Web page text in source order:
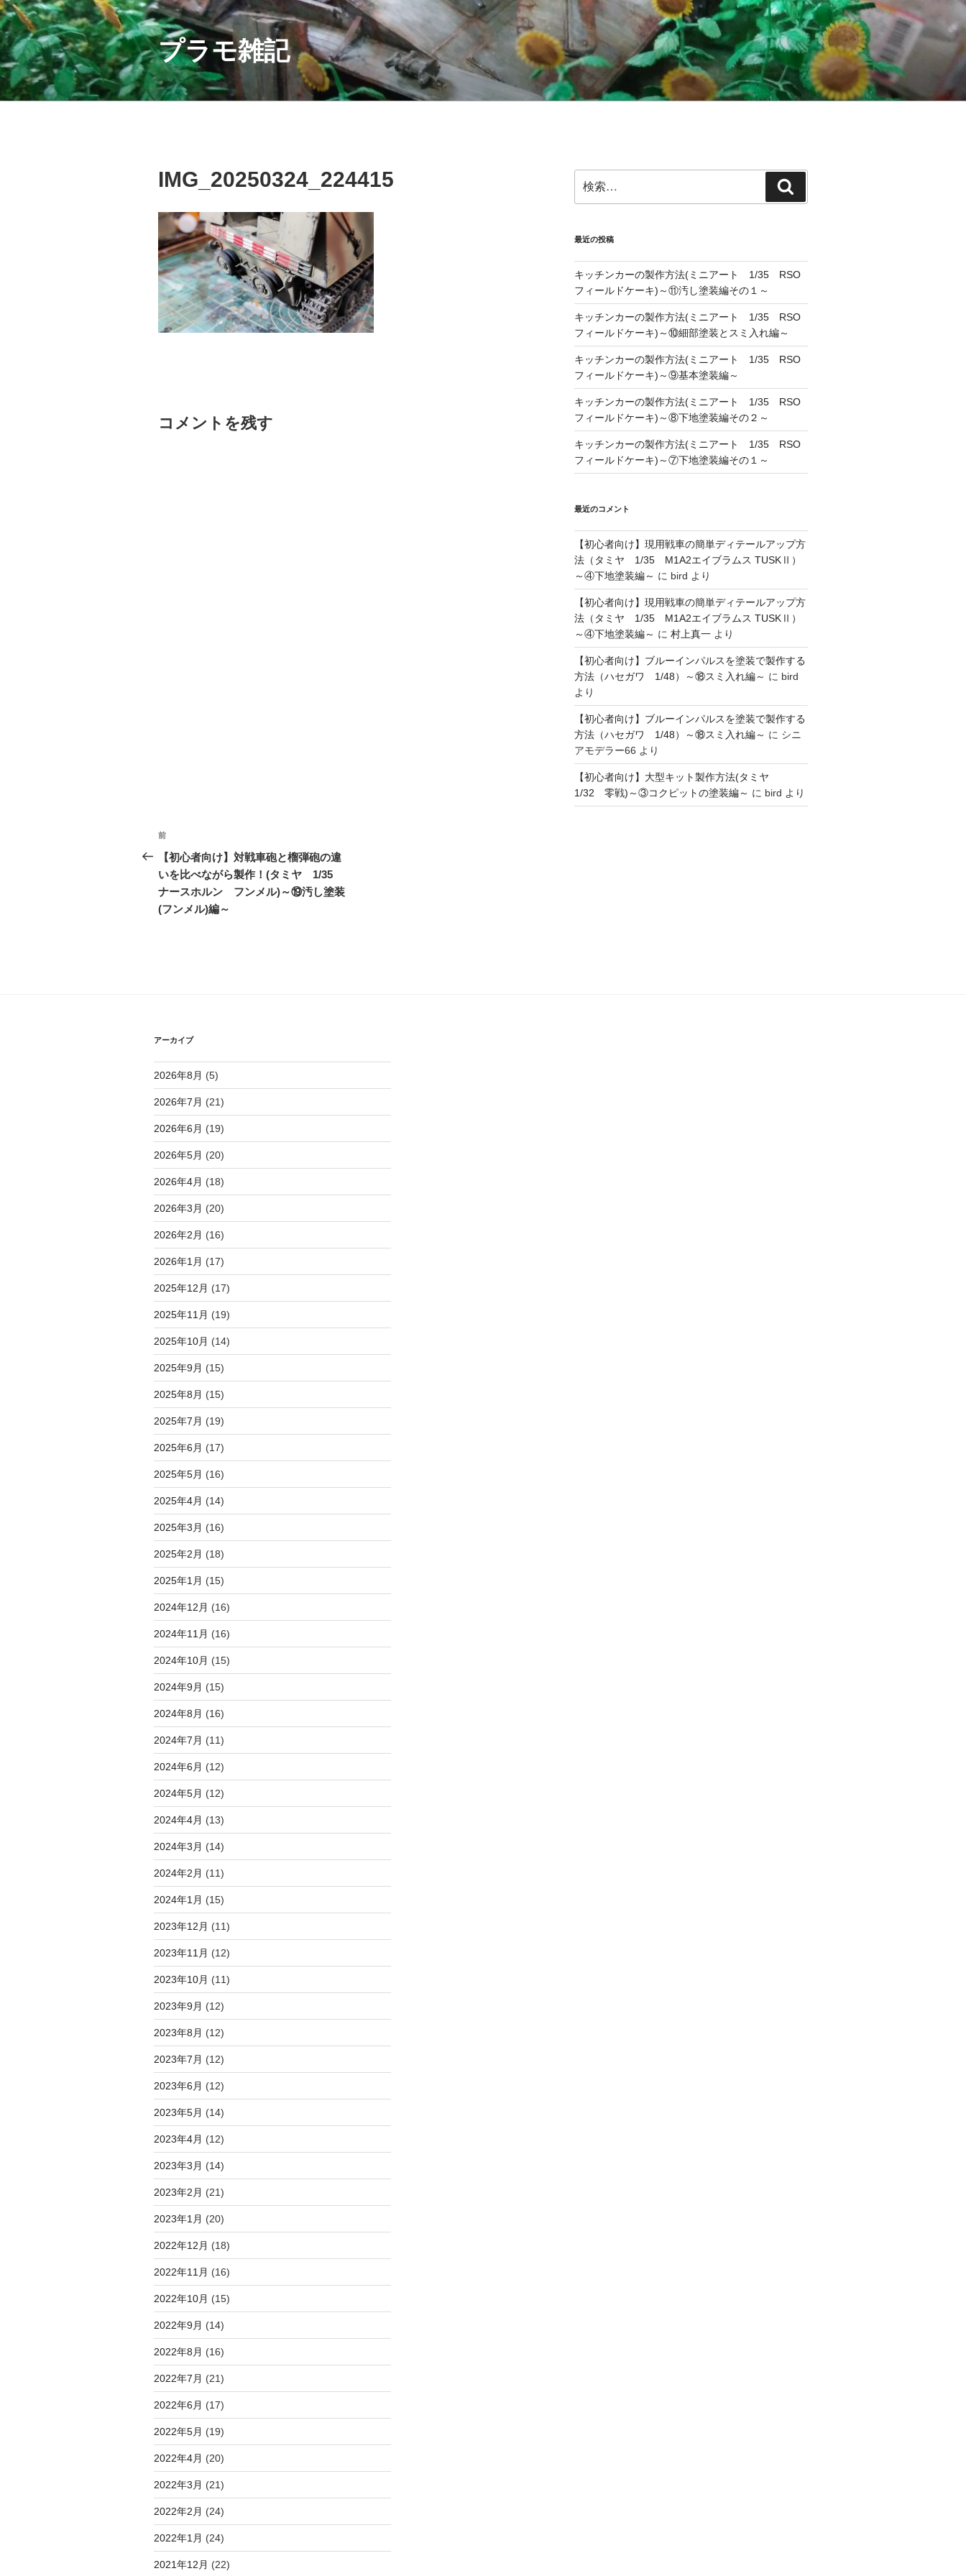
コ
ン
テ
ン
ツ
へ
プラモ雑記
IMG_20250324_224415
コメントを残す
投
稿
ナ
ビ
ン
前
の
投
稿
前
【初心者向け】対戦車砲と榴弾砲の違
いを比べながら製作！(タミヤ 1/35
ナースホルン フンメル)～⑲汚し塗装
(フンメル)編～
索:
索
最近の投稿
キッチンカーの製作方法(ミニアート 1/35 RSO
フィールドケーキ)～⑪汚し塗装編その１～
キッチンカーの製作方法(ミニアート 1/35 RSO
フィールドケーキ)～⑩細部塗装とスミ入れ編～
キッチンカーの製作方法(ミニアート 1/35 RSO
フィールドケーキ)～⑨基本塗装編～
キッチンカーの製作方法(ミニアート 1/35 RSO
フィールドケーキ)～⑧下地塗装編その２～
キッチンカーの製作方法(ミニアート 1/35 RSO
フィールドケーキ)～⑦下地塗装編その１～
最近のコメント
【初心者向け】現用戦車の簡単ディテールアップ方
法（タミヤ 1/35 M1A2エイブラムス TUSKⅡ）
～④下地塗装編～ に bird より
【初心者向け】現用戦車の簡単ディテールアップ方
法（タミヤ 1/35 M1A2エイブラムス TUSKⅡ）
～④下地塗装編～ に 村上真一より
【初心者向け】ブルーインパルスを塗装で製作する
方法（ハセガワ 1/48）～⑱スミ入れ編～ に bird
より
【初心者向け】ブルーインパルスを塗装で製作する
方法（ハセガワ 1/48）～⑱スミ入れ編～ に シニ
アモデラー66 より
【初心者向け】大型キット製作方法(タミヤ
1/32 零戦)～③コクピットの塗装編～ に bird より
アーカイブ
2026年8月 (5)
2026年7月 (21)
2026年6月 (19)
2026年5月 (20)
2026年4月 (18)
2026年3月 (20)
2026年2月 (16)
2026年1月 (17)
2025年12月 (17)
2025年11月 (19)
2025年10月 (14)
2025年9月 (15)
2025年8月 (15)
2025年7月 (19)
2025年6月 (17)
2025年5月 (16)
2025年4月 (14)
2025年3月 (16)
2025年2月 (18)
2025年1月 (15)
2024年12月 (16)
2024年11月 (16)
2024年10月 (15)
2024年9月 (15)
2024年8月 (16)
2024年7月 (11)
2024年6月 (12)
2024年5月 (12)
2024年4月 (13)
2024年3月 (14)
2024年2月 (11)
2024年1月 (15)
2023年12月 (11)
2023年11月 (12)
2023年10月 (11)
2023年9月 (12)
2023年8月 (12)
2023年7月 (12)
2023年6月 (12)
2023年5月 (14)
2023年4月 (12)
2023年3月 (14)
2023年2月 (21)
2023年1月 (20)
2022年12月 (18)
2022年11月 (16)
2022年10月 (15)
2022年9月 (14)
2022年8月 (16)
2022年7月 (21)
2022年6月 (17)
2022年5月 (19)
2022年4月 (20)
2022年3月 (21)
2022年2月 (24)
2022年1月 (24)
2021年12月 (22)